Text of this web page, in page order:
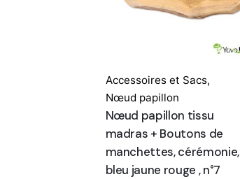
Accessoires et Sacs,
Nœud papillon
Nœud papillon tissu
madras + Boutons de
manchettes, cérémonie,
bleu jaune rouge , n°7